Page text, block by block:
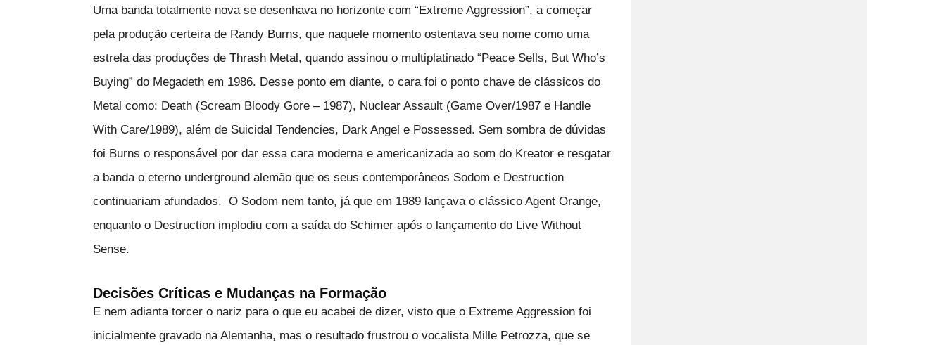
Uma banda totalmente nova se desenhava no horizonte com “Extreme Aggression”, a começar
pela produção certeira de Randy Burns, que naquele momento ostentava seu nome como uma
estrela das produções de Thrash Metal, quando assinou o multiplatinado “Peace Sells, But Who’s
Buying” do Megadeth em 1986. Desse ponto em diante, o cara foi o ponto chave de clássicos do
Metal como: Death (Scream Bloody Gore – 1987), Nuclear Assault (Game Over/1987 e Handle
With Care/1989), além de Suicidal Tendencies, Dark Angel e Possessed. Sem sombra de dúvidas
foi Burns o responsável por dar essa cara moderna e americanizada ao som do Kreator e resgatar
a banda o eterno underground alemão que os seus contemporâneos Sodom e Destruction
continuariam afundados. O Sodom nem tanto, já que em 1989 lançava o clássico Agent Orange,
enquanto o Destruction implodiu com a saída do Schimer após o lançamento do Live Without
Sense.
Decisões Críticas e Mudanças na Formação
E nem adianta torcer o nariz para o que eu acabei de dizer, visto que o Extreme Aggression foi
inicialmente gravado na Alemanha, mas o resultado frustrou o vocalista Mille Petrozza, que se